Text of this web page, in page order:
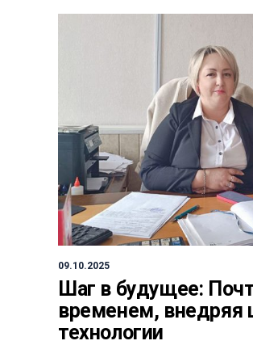
09.10.2025
Шаг в будущее:
временем, внедряя
технологии